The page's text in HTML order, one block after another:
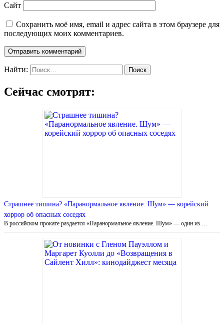
Сайт
Сохранить моё имя, email и адрес сайта в этом браузере для
последующих моих комментариев.
Найти:
Сейчас смотрят:
Страшнее тишина? «Паранормальное явление. Шум» — корейский
хоррор об опасных соседях
В российском прокате раздается «Паранормальное явление. Шум» — один из …